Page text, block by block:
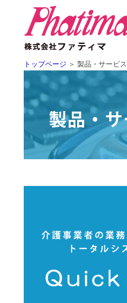
トップページ ＞ 製品・サービス